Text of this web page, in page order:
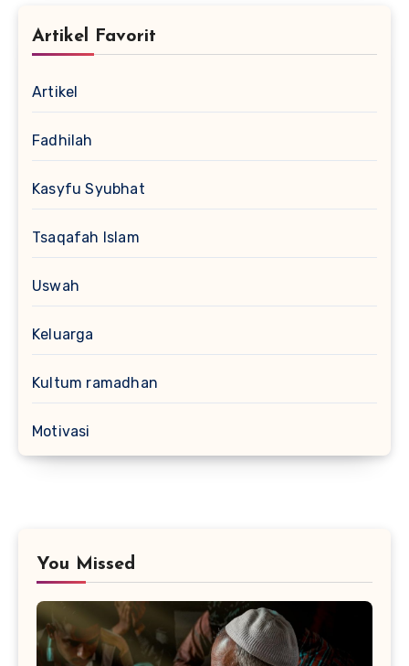
Artikel Favorit
Artikel
Fadhilah
Kasyfu Syubhat
Tsaqafah Islam
Uswah
Keluarga
Kultum ramadhan
Motivasi
You Missed